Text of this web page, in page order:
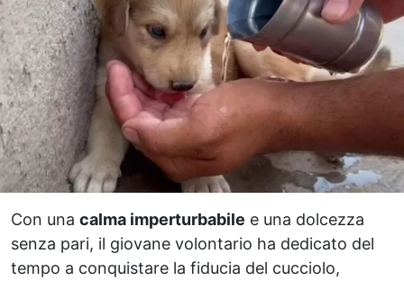
Con una calma imperturbabile e una dolcezza
senza pari, il giovane volontario ha dedicato del
tempo a conquistare la fiducia del cucciolo,